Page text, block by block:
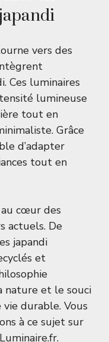
vers des
Ces luminaires
lumineuse
tout en
Grâce
d’adapter
tout en
cœur des
actuels. De
japandi
et
nature et le souci
durable. Vous
à ce sujet sur
Luminaire.fr.